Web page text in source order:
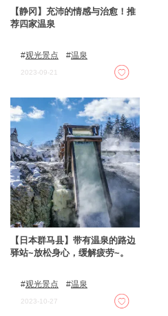
【静冈】充沛的情感与治愈！推
荐四家温泉
观光景点 温泉
2023-09-21
【日本群马县】带有温泉的路边
驿站~放松身心，缓解疲劳~。
观光景点 温泉
2023-10-27